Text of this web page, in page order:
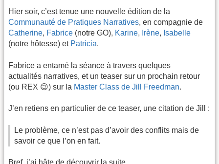
Hier soir, c’est tenue une nouvelle édition de la
Communauté de Pratiques Narratives, en compagnie de
Catherine, Fabrice (notre GO), Karine, Irène, Isabelle
(notre hôtesse) et Patricia.
Fabrice a entamé la séance à travers quelques
actualités narratives, et un teaser sur un prochain retour
(ou REX 😉) sur la Master Class de Jill Freedman.
J’en retiens en particulier de ce teaser, une citation de Jill :
Le problème, ce n’est pas d’avoir des conflits mais de
savoir ce que l’on en fait.
Bref, j’ai hâte de découvrir la suite.